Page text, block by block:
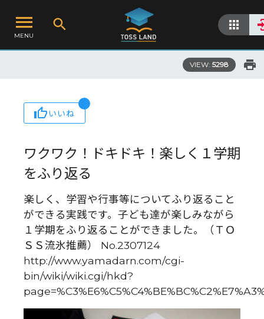
MENU
VIEW: 5298
いいね
ワクワク！ドキドキ！楽しく１学期
をふり返る
楽しく、学習や行事等についてふり返ること
ができる実践です。子ども達が楽しみながら
１学期をふり返ることができました。（ＴＯ
ＳＳ流氷推薦） No.2307124
http://www.yamadarn.com/cgi-
bin/wiki/wiki.cgi/hkd?